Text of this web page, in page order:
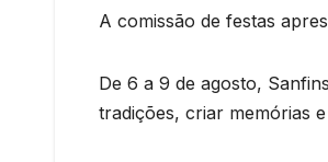
A comissão de festas
De 6 a 9 de agosto,
tradições, criar memórias